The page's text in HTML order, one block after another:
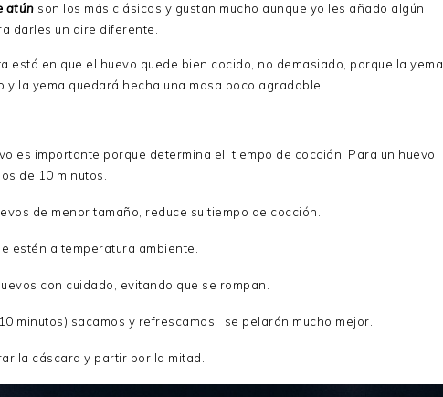
atún son los más clásicos y gustan mucho aunque yo les añado algún
darles un aire diferente.
está en que el huevo quede bien cocido, no demasiado, porque la yema
y la yema quedará hecha una masa poco agradable.
es importante porque determina el tiempo de cocción. Para un huevo
de 10 minutos.
de menor tamaño, reduce su tiempo de cocción.
estén a temperatura ambiente.
con cuidado, evitando que se rompan.
minutos) sacamos y refrescamos; se pelarán mucho mejor.
la cáscara y partir por la mitad.